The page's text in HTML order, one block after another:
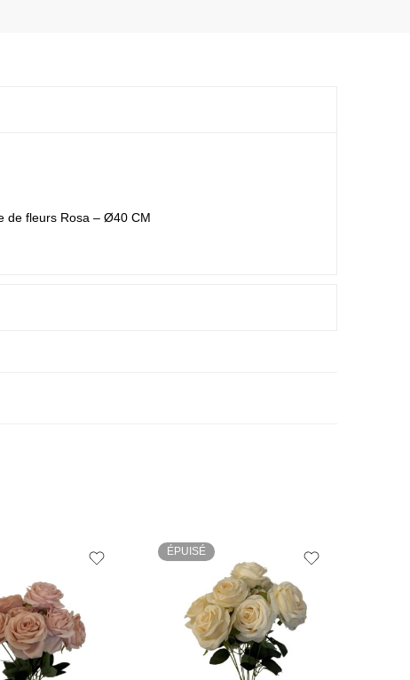
de fleurs Rosa – Ø40 CM
ÉPUISÉ